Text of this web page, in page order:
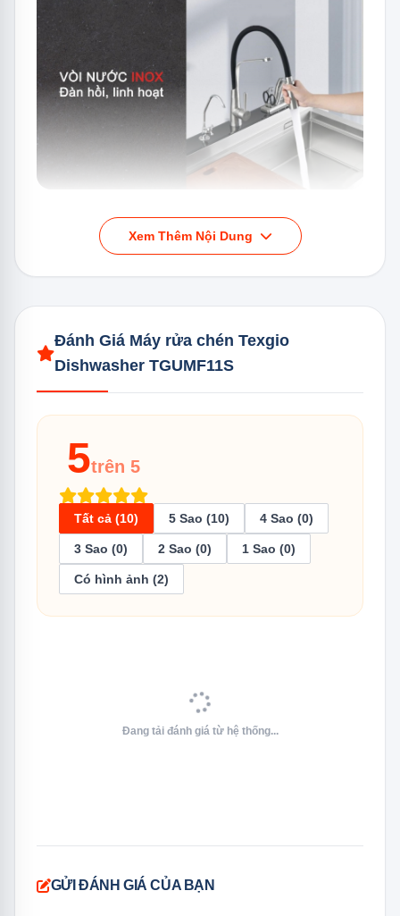
Dishwasher TGUMF11S
Rửa siêu âm sóng ultrasonic
Máy rửa chén Texgio Dishwasher TGUMF11S tích hợp
công nghệ sóng siêu âm Ultrasonic, giúp rửa sạch rau
củ và hải sản một cách hiệu quả, loại bỏ hoàn toàn vi
âm Ultrasonic
Diệt khuẩn tia cực tím
chúng, đảm bảo bát đĩa luôn sạch khuẩn và an toàn.
Xem Thêm Nội Dung
Đánh Giá Máy rửa chén Texgio
Dishwasher TGUMF11S
5trên 5
Tất cả (10) 5 Sao (10) 4 Sao (0)
3 Sao (0) 2 Sao (0) 1 Sao (0)
Có hình ảnh (2)
Đang tải đánh giá từ hệ thống...
GỬI ĐÁNH GIÁ CỦA BẠN